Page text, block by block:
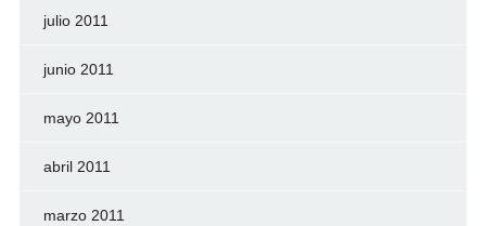
julio 2011
junio 2011
mayo 2011
abril 2011
marzo 2011